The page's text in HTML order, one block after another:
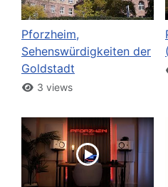
Pforzheim,
Sehenswürdigkeiten der
Goldstadt
3 views